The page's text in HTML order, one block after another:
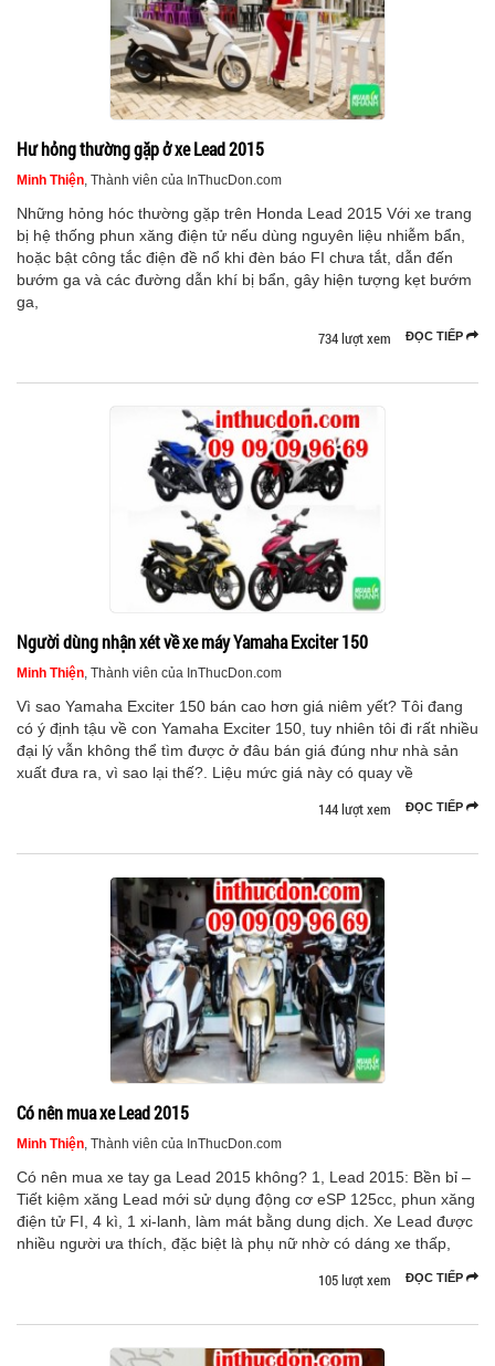
Hư hỏng thường gặp ở xe Lead 2015
Minh Thiện, Thành viên của InThucDon.com
Những hỏng hóc thường gặp trên Honda Lead 2015 Với xe trang
bị hệ thống phun xăng điện tử nếu dùng nguyên liệu nhiễm bẩn,
hoặc bật công tắc điện đề nổ khi đèn báo FI chưa tắt, dẫn đến
bướm ga và các đường dẫn khí bị bẩn, gây hiện tượng kẹt bướm
ga,
ĐỌC TIẾP
734 lượt xem
Người dùng nhận xét về xe máy Yamaha Exciter 150
Minh Thiện, Thành viên của InThucDon.com
Vì sao Yamaha Exciter 150 bán cao hơn giá niêm yết? Tôi đang
có ý định tậu về con Yamaha Exciter 150, tuy nhiên tôi đi rất nhiều
đại lý vẫn không thể tìm được ở đâu bán giá đúng như nhà sản
xuất đưa ra, vì sao lại thế?. Liệu mức giá này có quay về
ĐỌC TIẾP
144 lượt xem
Có nên mua xe Lead 2015
Minh Thiện, Thành viên của InThucDon.com
Có nên mua xe tay ga Lead 2015 không? 1, Lead 2015: Bền bỉ –
Tiết kiệm xăng Lead mới sử dụng động cơ eSP 125cc, phun xăng
điện tử FI, 4 kì, 1 xi-lanh, làm mát bằng dung dịch. Xe Lead được
nhiều người ưa thích, đặc biệt là phụ nữ nhờ có dáng xe thấp,
ĐỌC TIẾP
105 lượt xem